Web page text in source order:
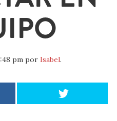
pm por Isabel.